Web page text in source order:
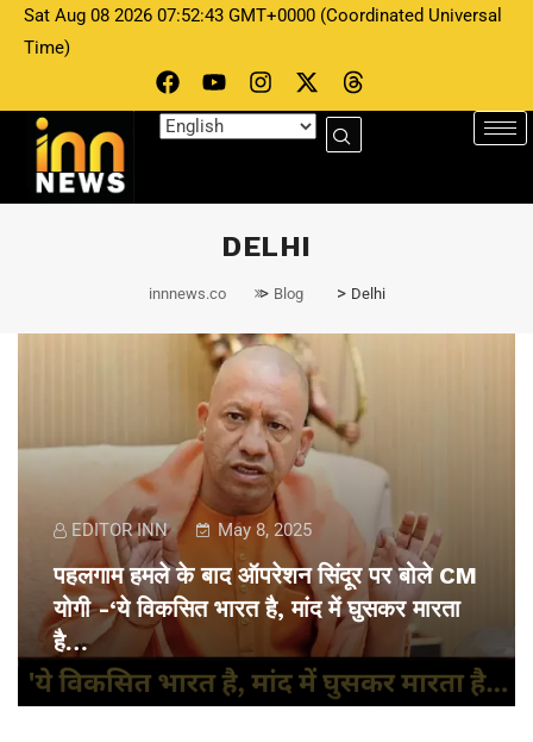
Sat Aug 08 2026 07:52:43 GMT+0000 (Coordinated Universal
Time)
DELHI
innnews.co > Blog > Delhi
EDITOR INN May 8, 2025
पहलगाम हमले के बाद ऑपरेशन सिंदूर पर बोले CM
योगी -‘ये विकसित भारत है, मांद में घुसकर मारता
है…